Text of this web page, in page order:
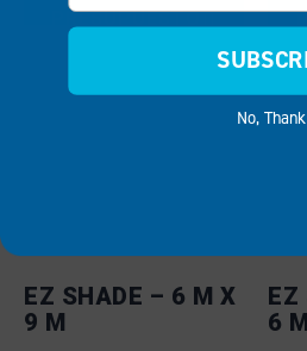
PRESUPUESTO
EZ SHADE – 6 M X
9 M
EZ
6 M
No,